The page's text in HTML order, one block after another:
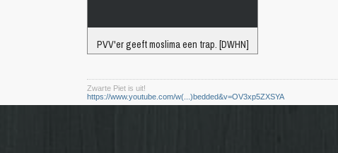
PVV'er geeft moslima een trap. [DWHN]
Zwarte Piet is uit!
https://www.youtube.com/w(...)bedded&v=OV3xp5ZXSYA